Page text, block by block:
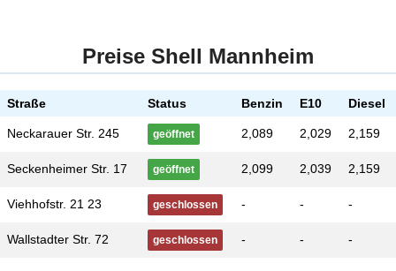
Preise Shell Mannheim
Straße Status Benzin E10 Diesel
Neckarauer Str. 245 geöffnet 2,089 2,029 2,159
Seckenheimer Str. 17 geöffnet 2,099 2,039 2,159
Viehhofstr. 21 23 geschlossen - - -
Wallstadter Str. 72 geschlossen - - -